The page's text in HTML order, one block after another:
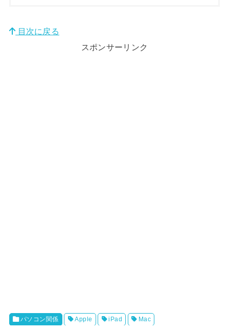
目次に戻る
スポンサーリンク
パソコン関係 Apple iPad Mac